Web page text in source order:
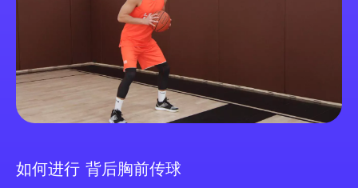
如何进行 背后胸前传球